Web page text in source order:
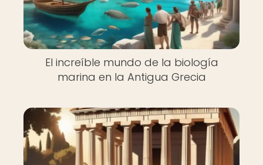
El increíble mundo de la biología
marina en la Antigua Grecia